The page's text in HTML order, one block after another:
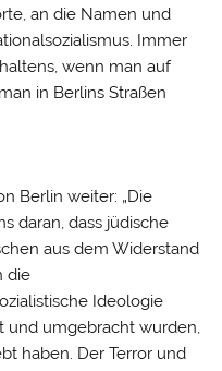
an die Namen und
Immer
wenn man auf
in Berlins Straßen
Berlin weiter: „Die
daran, dass jüdische
aus dem Widerstand
die
Ideologie
und umgebracht wurden,
haben. Der Terror und